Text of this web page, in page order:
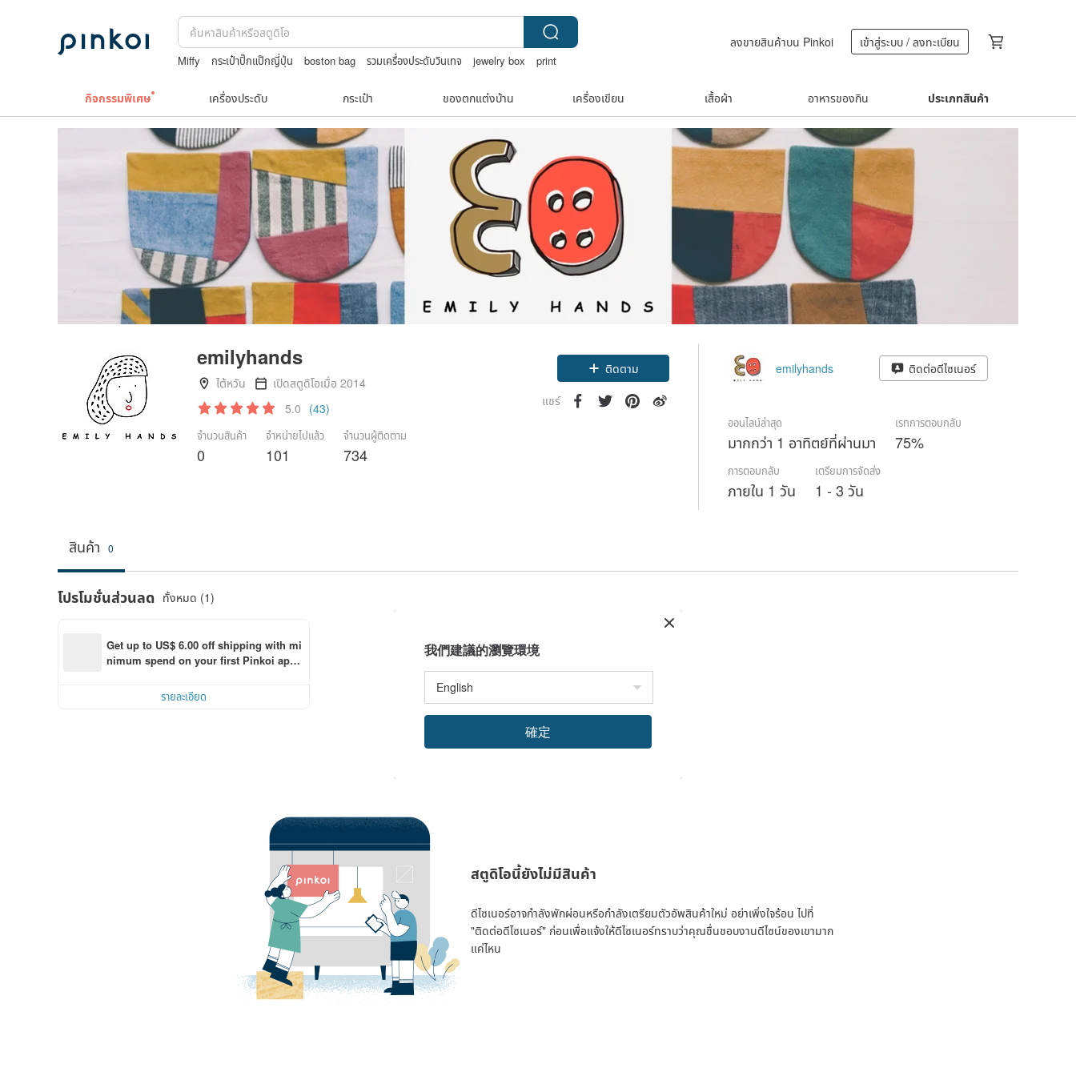
Miffy กระเป๋าปิ๊กแป๊กญี่ปุ่น boston bag รวมเครื่องประดับวินเทจ jewelry box
print
ลงขายสินค้าบน Pinkoi เข้าสู่ระบบ / ลงทะเบียน
กิจกรรมพิเศษ เครื่องประดับ กระเป๋า ของตกแต่งบ้าน เครื่องเขียน เสื้อผ้า อาหารของกิน ประเภทสินค้า
emilyhands
ไต้หวัน
เปิดสตูดิโอเมื่อ 2014
5.0 (43)
จำนวนสินค้า
0
จำหน่ายไปแล้ว
101
จำนวนผู้ติดตาม
734
ติดตาม
แชร์
emilyhands ติดต่อดีไซเนอร์
ออนไลน์ล่าสุด
มากกว่า 1 อาทิตย์ที่ผ่านมา
เรทการตอบกลับ
75%
การตอบกลับ
ภายใน 1 วัน
เตรียมการจัดส่ง
1 - 3 วัน
สินค้า 0
โปรโมชั่นส่วนลด ทั้งหมด (1)
Get up to US$ 6.00 off shipping with mi
nimum spend on your first Pinkoi app
รายละเอียด
สตูดิโอนี้ยังไม่มีสินค้า
ดีไซเนอร์อาจกำลังพักผ่อนหรือกำลังเตรียมตัวอัพสินค้าใหม่ อย่าเพิ่งใจร้อน ไปที่
"ติดต่อดีไซเนอร์" ก่อนเพื่อแจ้งให้ดีไซเนอร์ทราบว่าคุณชื่นชอบงานดีไซน์ของเขามาก
แค่ไหน
我們建議的瀏覽環境
確定